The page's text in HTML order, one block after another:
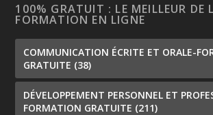
100% GRATUIT : LE MEILLEUR DE
FORMATION EN LIGNE
COMMUNICATION ÉCRITE ET ORALE-
GRATUITE (38)
DÉVELOPPEMENT PERSONNEL ET
FORMATION GRATUITE (211)